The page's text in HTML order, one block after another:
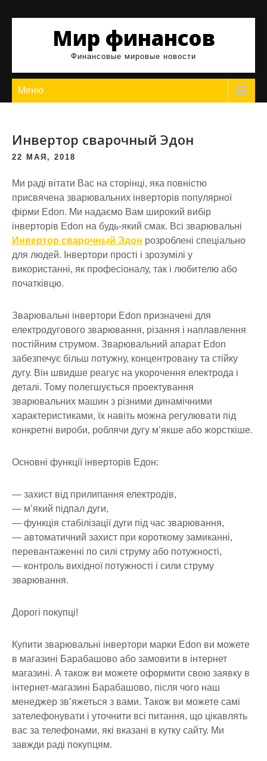
Мир финансов
Финансовые мировые новости
Меню
Инвертор сварочный Эдон
22 МАЯ, 2018
Ми раді вітати Вас на сторінці, яка повністю
присвячена зварювальних інверторів популярної
фірми Edon. Ми надаємо Вам широкий вибір
інверторів Edon на будь-який смак. Всі зварювальні
Инвертор сварочный Эдон розроблені спеціально
для людей. Інвертори прості і зрозумілі у
використанні, як професіоналу, так і любителю або
початківцю.
Зварювальні інвертори Edon призначені для
електродугового зварювання, різання і наплавлення
постійним струмом. Зварювальний апарат Edon
забезпечує більш потужну, концентровану та стійку
дугу. Він швидше реагує на укорочення електрода і
деталі. Тому полегшується проектування
зварювальних машин з різними динамічними
характеристиками, їх навіть можна регулювати під
конкретні вироби, роблячи дугу м’якше або жорсткіше.
Основні функції інверторів Едон:
— захист від прилипання електродів,
— м’який підпал дуги,
— функція стабілізації дуги під час зварювання,
— автоматичний захист при короткому замиканні,
перевантаженні по силі струму або потужності,
— контроль вихідної потужності і сили струму
зварювання.
Дорогі покупці!
Купити зварювальні інвертори марки Edon ви можете
в магазині Барабашово або замовити в інтернет
магазині. А також ви можете оформити свою заявку в
інтернет-магазині Барабашово, після чого наш
менеджер зв’яжеться з вами. Також ви можете самі
зателефонувати і уточнити всі питання, що цікавлять
вас за телефонами, які вказані в кутку сайту. Ми
завжди раді покупцям.